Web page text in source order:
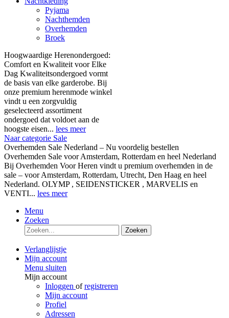
Pyjama
Nachthemden
Overhemden
Broek
Hoogwaardige Herenondergoed:
Comfort en Kwaliteit voor Elke
Dag Kwaliteitsondergoed vormt
de basis van elke garderobe. Bij
onze premium herenmode winkel
vindt u een zorgvuldig
geselecteerd assortiment
ondergoed dat voldoet aan de
hoogste eisen... lees meer
Naar categorie Sale
Overhemden Sale Nederland – Nu voordelig bestellen
Overhemden Sale voor Amsterdam, Rotterdam en heel Nederland
Bij Overhemden Voor Heren vindt u premium overhemden in de
sale – voor Amsterdam, Rotterdam, Utrecht, Den Haag en heel
Nederland. OLYMP , SEIDENSTICKER , MARVELIS en
VENTI... lees meer
Menu
Zoeken
Zoeken
Verlanglijstje
Mijn account
Menu sluiten
Mijn account
Inloggen ofregistreren
Mijn account
Profiel
Adressen